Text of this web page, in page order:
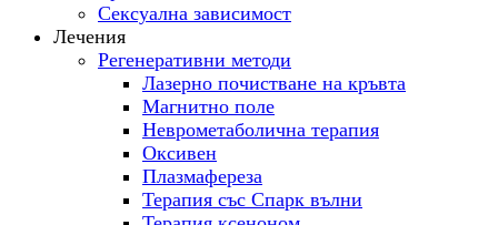
Сексуална зависимост
Лечения
Регенеративни методи
Лазерно почистване на кръвта
Магнитно поле
Неврометаболична терапия
Оксивен
Плазмафереза
Терапия със Спарк вълни